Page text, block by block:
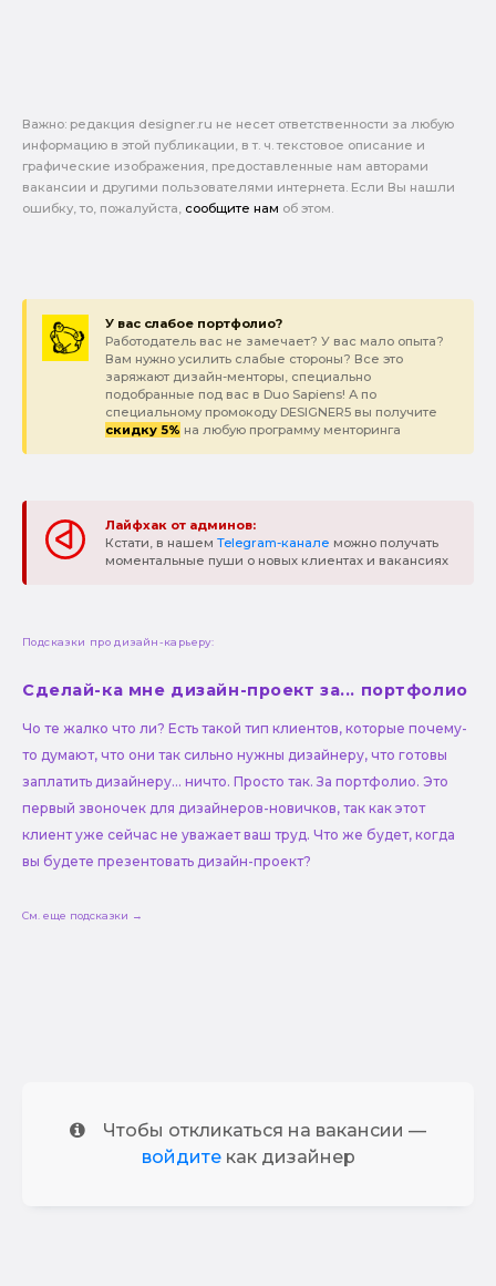
Важно: pедакция designer.ru не несет ответственности за любую
информацию в этой публикации, в т. ч. текстовое описание и
графические изображения, предоставленные нам авторами
вакансии и другими пользователями интернета. Если Вы нашли
ошибку, то, пожалуйста, сообщите нам об этом.
У вас слабое портфолио?
Работодатель вас не замечает? У вас мало опыта?
Вам нужно усилить слабые стороны? Все это
заряжают дизайн-менторы, специально
подобранные под вас в Duo Sapiens! А по
специальному промокоду DESIGNER5 вы получите
скидку 5% на любую программу менторинга
Лайфхак от админов:
Кстати, в нашем Telegram-канале можно получать
моментальные пуши о новых клиентах и вакансиях
Подсказки про дизайн-карьеру:
Сделай-ка мне дизайн-проект за... портфолио
Чо те жалко что ли? Есть такой тип клиентов, которые почему-
то думают, что они так сильно нужны дизайнеру, что готовы
заплатить дизайнеру... ничто. Просто так. За портфолио. Это
первый звоночек для дизайнеров-новичков, так как этот
клиент уже сейчас не уважает ваш труд. Что же будет, когда
вы будете презентовать дизайн-проект?
См. еще подсказки →
Чтобы откликаться на вакансии —
войдитекак дизайнер